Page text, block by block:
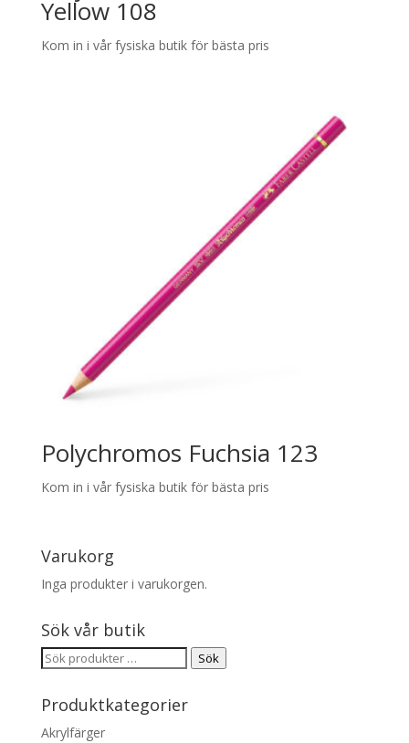
Yellow 108
Kom in i vår fysiska butik för bästa pris
Polychromos Fuchsia 123
Kom in i vår fysiska butik för bästa pris
Varukorg
Inga produkter i varukorgen.
Sök vår butik
Sök
Sök
Produktkategorier
Akrylfärger